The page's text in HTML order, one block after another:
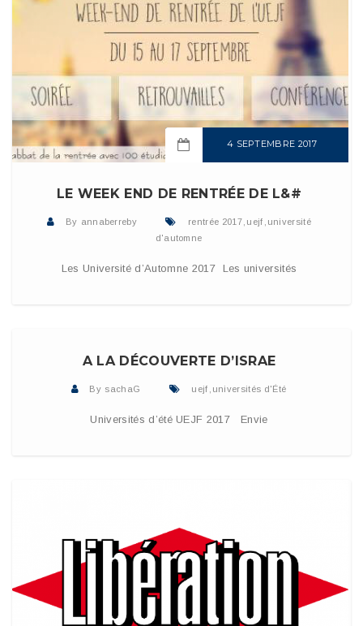
4 SEPTEMBRE 2017
LE WEEK END DE RENTRÉE DE L&#
By annaberreby rentrée 2017 uejf université
d'automne
Les Université d’Automne 2017 Les universités
A LA DÉCOUVERTE D’ISRAE
By sachaG uejf universités d'Été
Universités d’été UEJF 2017 Envie